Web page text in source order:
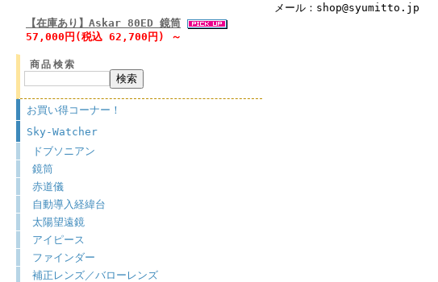
【在庫あり】Askar 80ED 鏡筒
57,000円(税込 62,700円) ～
商品検索
お買い得コーナー！
Sky-Watcher
ドブソニアン
鏡筒
赤道儀
自動導入経緯台
太陽望遠鏡
アイピース
ファインダー
補正レンズ／バローレンズ
メール：shop@syumitto.jp